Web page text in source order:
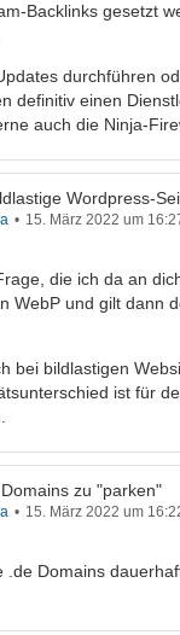
Backlinks gesetzt
durchführen
definitiv einen
auch die Ninja-
Wordpress-
15. März 2022 um
die ich da an
WebP und gilt dann
bei bildlastigen
ist für
zu "parken"
15. März 2022 um
.de Domains